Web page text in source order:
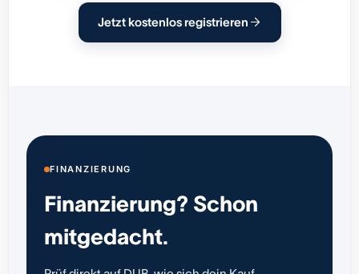
Jetzt kostenlos registrieren
FINANZIERUNG
Finanzierung? Schon
mitgedacht.